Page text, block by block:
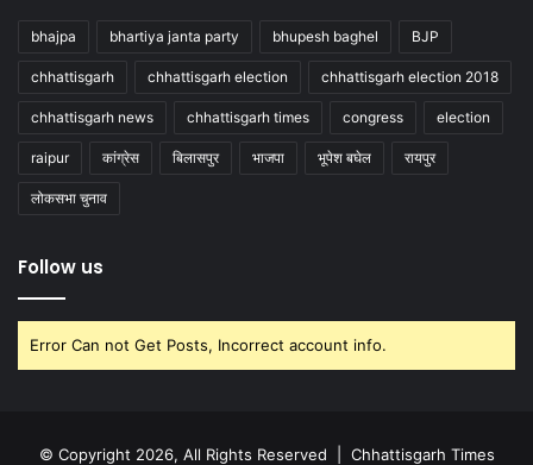
bhajpa bhartiya janta party bhupesh baghel BJP
chhattisgarh chhattisgarh election chhattisgarh election 2018
chhattisgarh news chhattisgarh times congress election
raipur कांग्रेस बिलासपुर भाजपा भूपेश बघेल रायपुर
लोकसभा चुनाव
Follow us
Error Can not Get Posts, Incorrect account info.
© Copyright 2026, All Rights Reserved | Chhattisgarh Times